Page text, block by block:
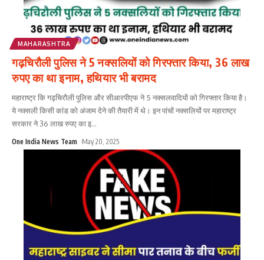
MAHARASHTRA
गढ़चिरौली पुलिस ने 5 नक्सलियों को गिरफ्तार किया, 36 लाख
रुपए का था इनाम, हथियार भी बरामद
महाराष्ट्र कि गढ़चिरौली पुलिस और सीआरपीएफ ने 5 नक्सलवादियों को गिरफ्तार किया है।
ये नक्सली किसी कांड को अंजाम देने की तैयारी में थे। इन पांचों नक्सलियों पर महाराष्ट्र
सरकार ने 36 लाख रुपए का इ...
One India News Team May 20, 2025